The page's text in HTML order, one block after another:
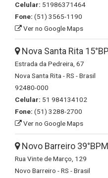
Celular: 51986371464
Fone: (51) 3565-1190
Ver no Google Maps
Nova Santa Rita
Estrada da Pedreira, 67
Nova Santa Rita - RS - Brasil
92480-000
Celular: 51 984134102
Fone: (51) 3288-2700
Ver no Google Maps
Novo Barreiro
Rua Vinte de Março, 129
Novo Barreiro - RS - Brasil